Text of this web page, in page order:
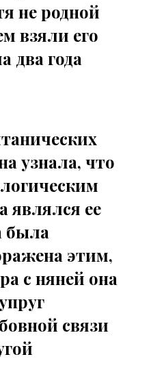
не родной
взяли его
два года
узнала, что
являлся ее
была
этим,
с няней она
связи